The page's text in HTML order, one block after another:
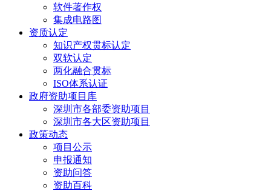
软件著作权
集成电路图
资质认定
知识产权贯标认定
双软认定
两化融合贯标
ISO体系认证
政府资助项目库
深圳市各部委资助项目
深圳市各大区资助项目
政策动态
项目公示
申报通知
资助问答
资助百科